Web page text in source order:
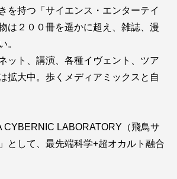
を持つ「サイエンス・エンターテイ
は２００冊を遥かに超え、雑誌、漫
。
ット、講演、各種イヴェント、ツア
拡大中。歩くメディアミックスと自
CYBERNIC LABORATORY（飛鳥サ
として、最先端科学+超オカルト融合